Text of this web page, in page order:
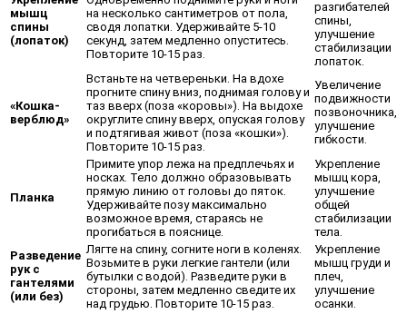
мышц
спины
(лопаток)
на несколько сантиметров от пола,
сводя лопатки. Удерживайте 5-10
секунд, затем медленно опуститесь.
Повторите 10-15 раз.
разгибателей
спины,
улучшение
стабилизации
лопаток.
«Кошка-
верблюд»
Встаньте на четвереньки. На вдохе
прогните спину вниз, поднимая голову и
таз вверх (поза «коровы»). На выдохе
округлите спину вверх, опуская голову
и подтягивая живот (поза «кошки»).
Повторите 10-15 раз.
Увеличение
подвижности
позвоночника,
улучшение
гибкости.
Планка
Примите упор лежа на предплечьях и
носках. Тело должно образовывать
прямую линию от головы до пяток.
Удерживайте позу максимально
возможное время, стараясь не
прогибаться в пояснице.
Укрепление
мышц кора,
улучшение
общей
стабилизации
тела.
Разведение
рук с
гантелями
(или без)
Лягте на спину, согните ноги в коленях.
Возьмите в руки легкие гантели (или
бутылки с водой). Разведите руки в
стороны, затем медленно сведите их
над грудью. Повторите 10-15 раз.
Укрепление
мышц груди и
плеч,
улучшение
осанки.